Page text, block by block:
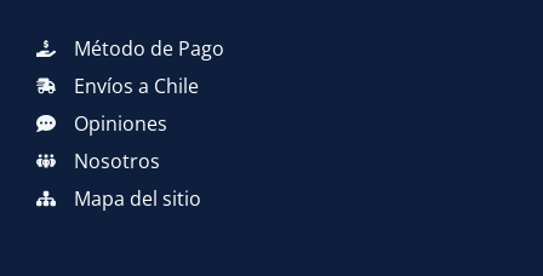
Método de Pago
Envíos a Chile
Opiniones
Nosotros
Mapa del sitio